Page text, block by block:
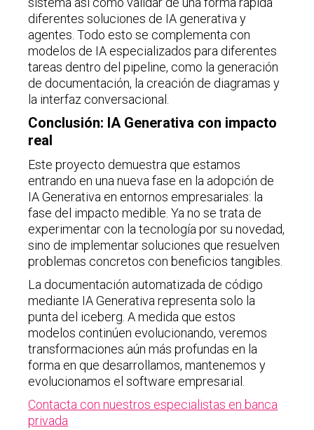
diferentes soluciones de IA generativa y
agentes. Todo esto se complementa con
modelos de IA especializados para diferentes
tareas dentro del pipeline, como la generación
de documentación, la creación de diagramas y
la interfaz conversacional.
Conclusión: IA Generativa con impacto
real
Este proyecto demuestra que estamos
entrando en una nueva fase en la adopción de
IA Generativa en entornos empresariales: la
fase del impacto medible. Ya no se trata de
experimentar con la tecnología por su novedad,
sino de implementar soluciones que resuelven
problemas concretos con beneficios tangibles.
La documentación automatizada de código
mediante IA Generativa representa solo la
punta del iceberg. A medida que estos
modelos continúen evolucionando, veremos
transformaciones aún más profundas en la
forma en que desarrollamos, mantenemos y
evolucionamos el software empresarial.
Contacta con nuestros especialistas en banca
privada